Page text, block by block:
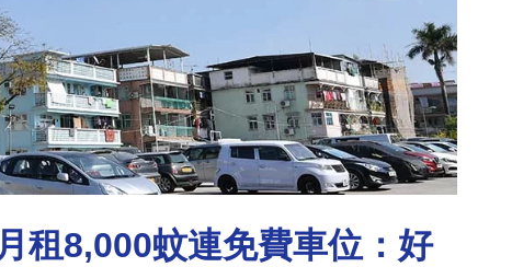
租8,000蚊連免費車位：好